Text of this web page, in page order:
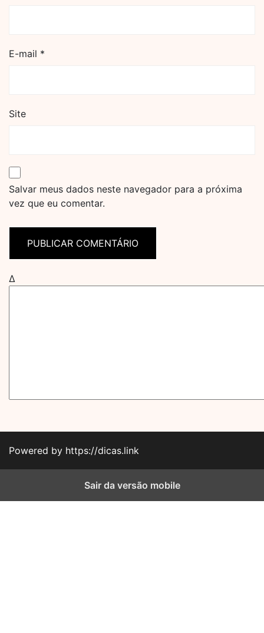
E-mail *
Site
Salvar meus dados neste navegador para a próxima
vez que eu comentar.
Δ
Powered by https://dicas.link
Sair da versão mobile